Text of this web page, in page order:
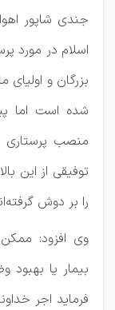
جندی شاپور
اسلام در مورد
بزرگان و
شده است اما
منصب
توفیقی از این
را بر دوش
وی افزود:
بیمار یا
فرماید اجر